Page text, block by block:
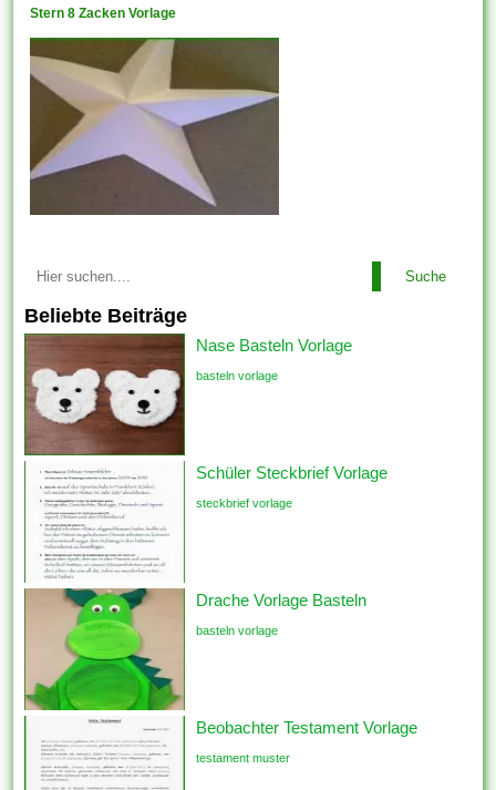
Stern 8 Zacken Vorlage
Suche
Beliebte Beiträge
Nase Basteln Vorlage
basteln vorlage
Schüler Steckbrief Vorlage
steckbrief vorlage
Drache Vorlage Basteln
basteln vorlage
Beobachter Testament Vorlage
testament muster